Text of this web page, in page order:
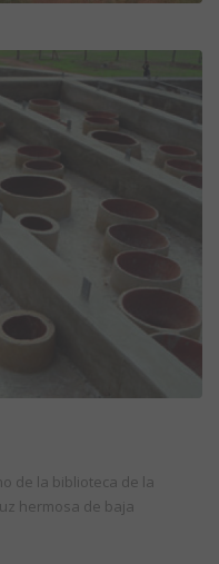
de la biblioteca de la
hermosa de baja